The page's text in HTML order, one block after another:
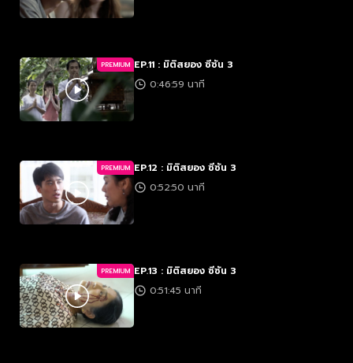
PREMIUM EP.11 : มิติสยอง ซีซัน 3
0:46:59 นาที
PREMIUM EP.12 : มิติสยอง ซีซัน 3
0:52:50 นาที
PREMIUM EP.13 : มิติสยอง ซีซัน 3
0:51:45 นาที